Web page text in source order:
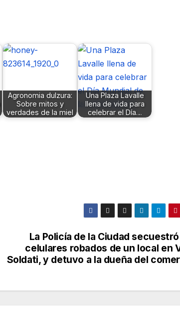
Agronomia dulzura:
Sobre mitos y
verdades de la miel
Una Plaza Lavalle
llena de vida para
celebrar el Día…
La Policía de la Ciudad
celulares robados de un local en
Soldati, y detuvo a la dueña del